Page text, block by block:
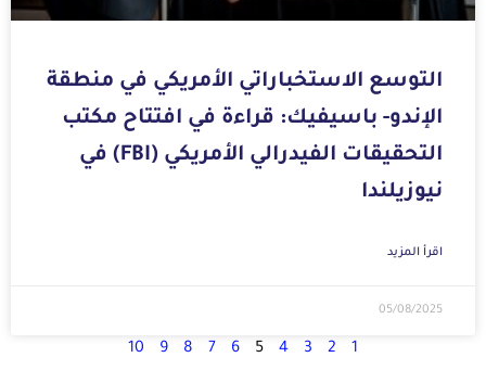
التوسع الاستخباراتي الأمريكي في منطقة
الإندو- باسيفيك: قراءة في افتتاح مكتب
التحقيقات الفيدرالي الأمريكي (FBI) في
نيوزيلندا
اقرأ المزيد
05/08/2025
1
2
3
4
5
6
7
8
9
10